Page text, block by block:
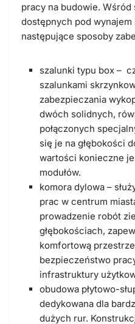
pracy na budowie.
dostępnych pod wynajem
następujące sposoby
szalunki typu box –
szalunkami
zabezpieczania
dwóch solidnych,
połączonych
się je na głębokości
wartości konieczne
modułów.
komora dylowa –
prac w centrum
prowadzenie robót
głębokościach,
komfortową
bezpieczeństwo
infrastruktury
obudowa płytowo-
dedykowana dla
dużych rur.